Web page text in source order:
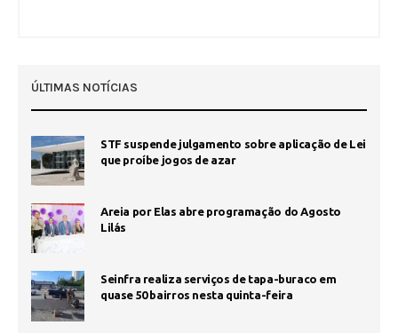
ÚLTIMAS NOTÍCIAS
STF suspende julgamento sobre aplicação de Lei
que proíbe jogos de azar
Areia por Elas abre programação do Agosto
Lilás
Seinfra realiza serviços de tapa-buraco em
quase 50 bairros nesta quinta-feira